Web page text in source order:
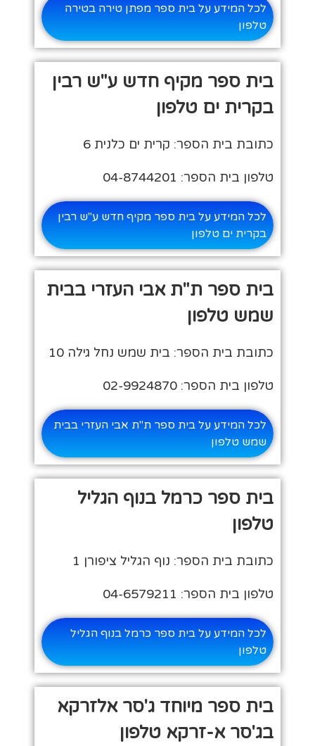
לכל המידע על בית ספר מפתן טירה בטירה
טלפון
בית ספר מקיף חדש ע"ש רבין
בקרית ים טלפון
כתובת בית הספר: קרית ים כלנית 6
טלפון בית הספר: 04-8744201
לכל המידע על בית ספר מקיף חדש ע"ש רבין
בקרית ים טלפון
בית ספר ת"ת אבי העזרי בבית
שמש טלפון
כתובת בית הספר: בית שמש נחל גילה 10
טלפון בית הספר: 02-9924870
לכל המידע על בית ספר ת"ת אבי העזרי בבית
שמש טלפון
בית ספר כרמל בנוף הגליל
טלפון
כתובת בית הספר: נוף הגליל ציפורן 1
טלפון בית הספר: 04-6579211
לכל המידע על בית ספר כרמל בנוף הגליל
טלפון
בית ספר מיוחד ג'סר אלזרקא
בג'סר א-זרקא טלפון